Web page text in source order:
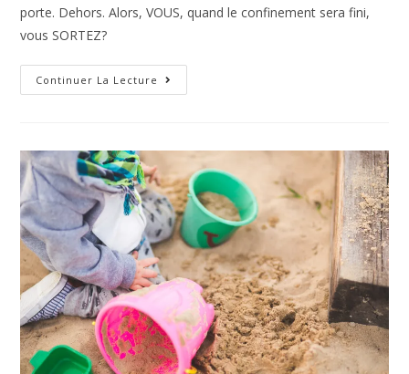
porte. Dehors. Alors, VOUS, quand le confinement sera fini,
vous SORTEZ?
Continuer La Lecture